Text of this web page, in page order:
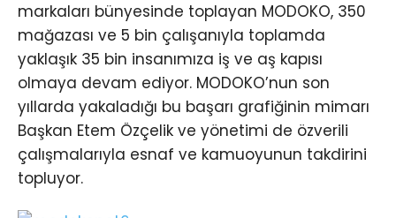
markaları bünyesinde toplayan MODOKO, 350
mağazası ve 5 bin çalışanıyla toplamda
yaklaşık 35 bin insanımıza iş ve aş kapısı
olmaya devam ediyor. MODOKO’nun son
yıllarda yakaladığı bu başarı grafiğinin mimarı
Başkan Etem Özçelik ve yönetimi de özverili
çalışmalarıyla esnaf ve kamuoyunun takdirini
topluyor.